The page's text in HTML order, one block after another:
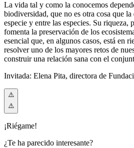
La vida tal y como la conocemos
biodiversidad, que no es otra cosa que
especie y entre las especies. Su riqueza,
fomenta la preservación de los
esencial que, en algunos casos, está en
resolver uno de los mayores retos de
construir una relación sana con el
Invitada: Elena Pita, directora de
¡Riégame!
¿Te ha parecido interesante?